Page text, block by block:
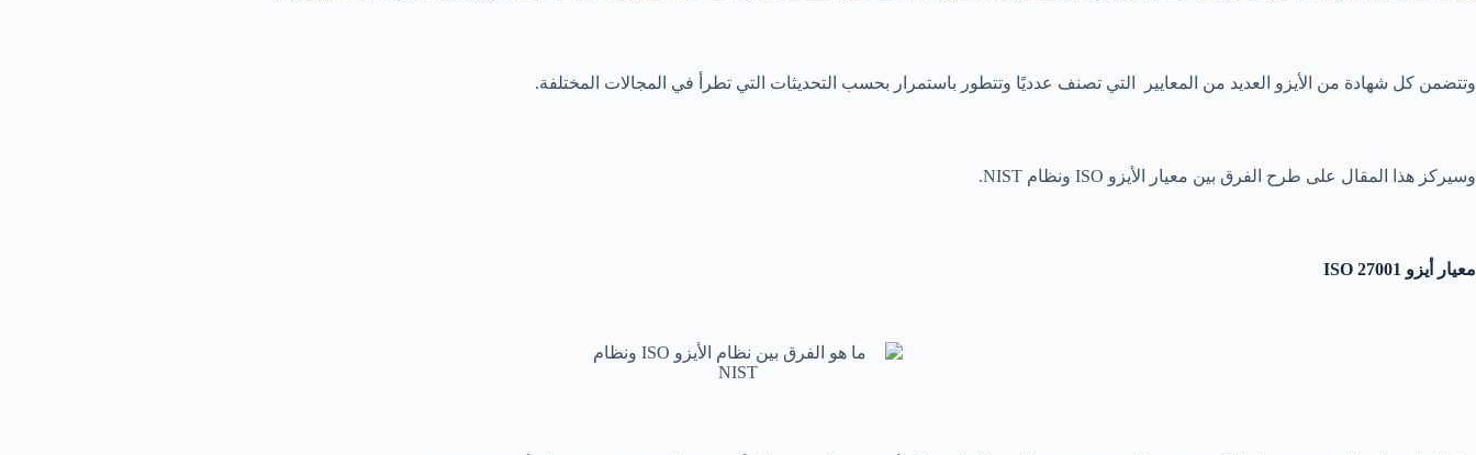
وتتضمن كل شهادة من الأيزو العديد من المعايير التي تصنف عدديًا وتتطور باستمرار بحسب التحديثات التي تطرأ في المجالات المختلفة.
وسيركز هذا المقال على طرح الفرق بين معيار الأيزو ISO ونظام NIST.
معيار أيزو ISO 27001